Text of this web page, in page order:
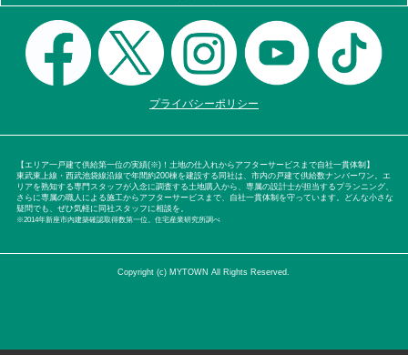
プライバシーポリシー
【エリア一戸建て供給第一位の実績(※)！土地の仕入れからアフターサービスまで自社一貫体制】
東武東上線・西武池袋線沿線で年間約200棟を建設する同社は、市内の戸建て供給数ナンバーワン。エ
リアを熟知する専門スタッフが入念に調査する土地購入から、専属の設計士が担当するプランニング、
さらに専属の職人による施工からアフターサービスまで、自社一貫体制を守っています。どんな小さな
疑問でも、ぜひ気軽に同社スタッフに相談を。
※2014年新座市内建築確認取得数第一位。住宅産業研究所調べ
Copyright (c) MYTOWN All Rights Reserved.